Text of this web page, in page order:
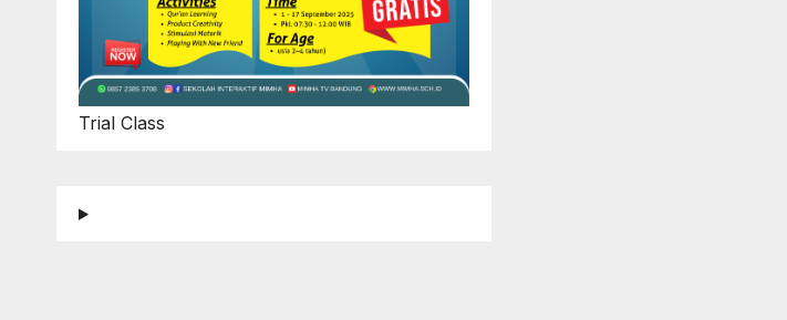
Trial Class